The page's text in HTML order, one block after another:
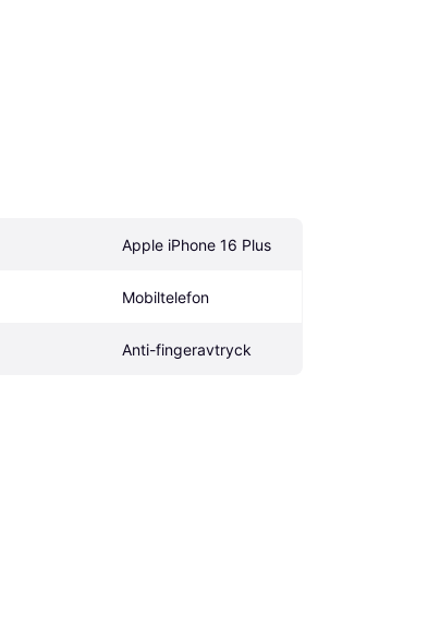
Apple iPhone 16 Plus
Mobiltelefon
Anti-fingeravtryck